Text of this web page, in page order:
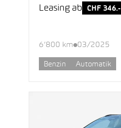
Leasing ab CHF 346.-
6’800 km 03/2025
Benzin Automatik